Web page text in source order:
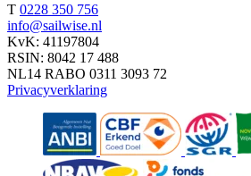
T 0228 350 756
info@sailwise.nl
KvK: 41197804
RSIN: 8042 17 488
NL14 RABO 0311 3093 72
Privacyverklaring